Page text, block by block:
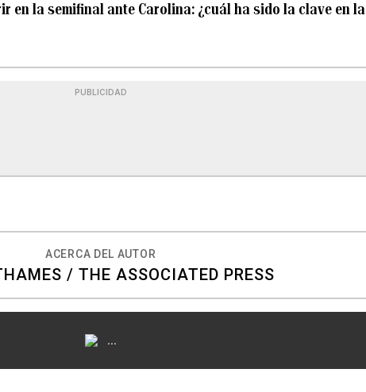
en la semifinal ante Carolina: ¿cuál ha sido la clave en la
PUBLICIDAD
ACERCA DEL AUTOR
/ THE ASSOCIATED PRESS
...